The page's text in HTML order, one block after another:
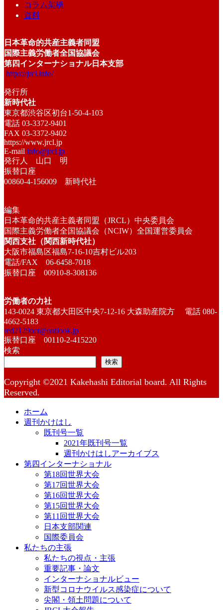
コラム架橋
資料
日本革命的共産主義者同盟
国際主義労働者全国協議会
第四インターナショナル日本支部
https://jrcl.info/
発行所
新時代社
東京都渋谷区初台1-50-4-103
電話 03-3372-9401
FAX 03-3372-9402
https://www.jrcl.jp
E-mail info@jrcl.jp
発行人 山口 明
振替口座
00860-4-156009 新時代社
編集
日本革命的共産主義者同盟（JRCL）中央委員会
国際主義労働者全国協議会（NCIW）全国運営委員会
関西支社（関西新時代社）
大阪市福島区福島7-16-10吉村ビル203
電話/FAX 06-6458-7018
振替口座 00910-8-308136
労働者の力社
143-0024 東京都大田区中央7-12-16 大森助産院方 電話 080-
4662-5183
red2129oct@outlook.jp
振替口座 00110-2-415220
検索
検索
Copyright ©2021 Kakehashi Editorial board. All Rights
Reserved.
ホーム
週刊かけはし
既刊号一覧
2021年既刊号一覧
週刊かけはしアーカイブス
第四インターナショナル
第18回世界大会
第17回世界大会
第16回世界大会
第15回世界大会
第11回世界大会
日本支部関連
国際委員会
私たちの主張
私たちの視点・主張
重要記事・論文
インターナショナルビュー
新型コロナウイルス感染症について
尖閣・領土問題について